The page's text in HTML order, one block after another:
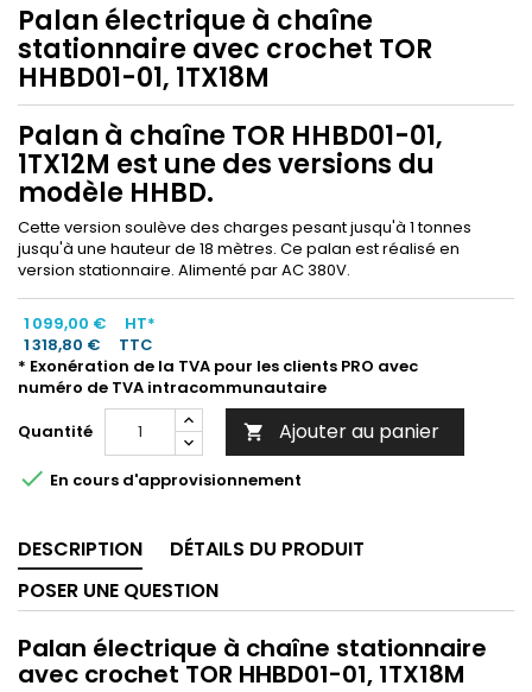
Palan électrique à chaîne
stationnaire avec crochet TOR
HHBD01-01, 1TX18M
Palan à chaîne TOR HHBD01-01,
1TX12M est une des versions du
modèle HHBD.
Cette version soulève des charges pesant jusqu'à 1 tonnes
jusqu'à une hauteur de 18 mètres. Ce palan est réalisé en
version stationnaire. Alimenté par AC 380V.
1 099,00 €
HT*
1 318,80 €
TTC
* Exonération de la TVA pour les clients PRO avec
numéro de TVA intracommunautaire
Quantité
 Ajouter au panier
 En cours d'approvisionnement
DESCRIPTION
DÉTAILS DU PRODUIT
POSER UNE QUESTION
Palan électrique à chaîne stationnaire
avec crochet TOR HHBD01-01, 1TX18M